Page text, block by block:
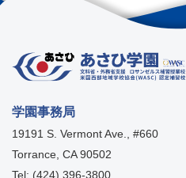
学園事務局
19191 S. Vermont Ave., #660
Torrance, CA 90502
Tel: (424) 396-3800